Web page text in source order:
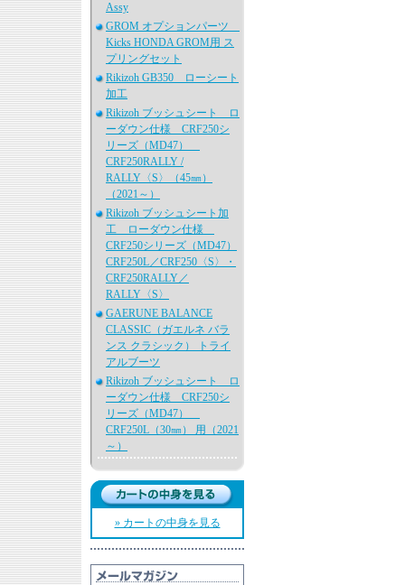
Assy
GROM オプションパーツ
Kicks HONDA GROM用 ス
プリングセット
Rikizoh GB350 ローシート
加工
Rikizoh ブッシュシート ロ
ーダウン仕様 CRF250シ
リーズ（MD47）
CRF250RALLY /
RALLY〈S〉（45㎜）
（2021～）
Rikizoh ブッシュシート加
工 ローダウン仕様
CRF250シリーズ（MD47）
CRF250L／CRF250〈S〉・
CRF250RALLY／
RALLY〈S〉
GAERUNE BALANCE
CLASSIC（ガエルネ バラ
ンス クラシック） トライ
アルブーツ
Rikizoh ブッシュシート ロ
ーダウン仕様 CRF250シ
リーズ（MD47）
CRF250L（30㎜） 用（2021
～）
» カートの中身を見る